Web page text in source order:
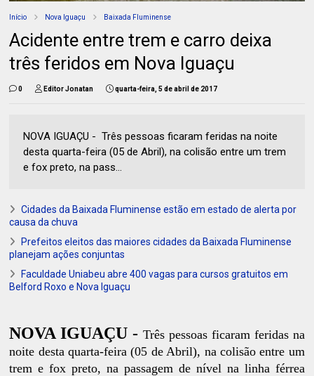
Início Nova Iguaçu Baixada Fluminense
Acidente entre trem e carro deixa
três feridos em Nova Iguaçu
0 Editor Jonatan quarta-feira, 5 de abril de 2017
NOVA IGUAÇU - Três pessoas ficaram feridas na noite
desta quarta-feira (05 de Abril), na colisão entre um trem
e fox preto, na pass...
Cidades da Baixada Fluminense estão em estado de alerta por
causa da chuva
Prefeitos eleitos das maiores cidades da Baixada Fluminense
planejam ações conjuntas
Faculdade Uniabeu abre 400 vagas para cursos gratuitos em
Belford Roxo e Nova Iguaçu
NOVA IGUAÇU -Três pessoas ficaram feridas na
noite desta quarta-feira (05 de Abril), na colisão entre um
trem e fox preto, na passagem de nível na linha férrea